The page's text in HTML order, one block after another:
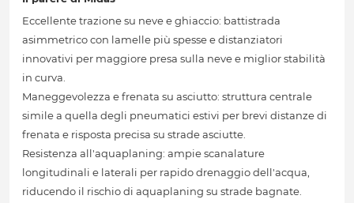
Eccellente trazione su neve e ghiaccio: battistrada
asimmetrico con lamelle più spesse e distanziatori
innovativi per maggiore presa sulla neve e miglior stabilità
in curva.
Maneggevolezza e frenata su asciutto: struttura centrale
simile a quella degli pneumatici estivi per brevi distanze di
frenata e risposta precisa su strade asciutte.
Resistenza all'aquaplaning: ampie scanalature
longitudinali e laterali per rapido drenaggio dell'acqua,
riducendo il rischio di aquaplaning su strade bagnate.